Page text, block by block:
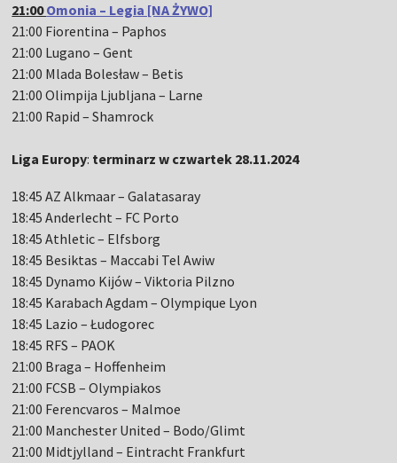
21:00Omonia – Legia [NA ŻYWO]
21:00 Fiorentina – Paphos
21:00 Lugano – Gent
21:00 Mlada Bolesław – Betis
21:00 Olimpija Ljubljana – Larne
21:00 Rapid – Shamrock
Liga Europy: terminarz w czwartek 28.11.2024
18:45 AZ Alkmaar – Galatasaray
18:45 Anderlecht – FC Porto
18:45 Athletic – Elfsborg
18:45 Besiktas – Maccabi Tel Awiw
18:45 Dynamo Kijów – Viktoria Pilzno
18:45 Karabach Agdam – Olympique Lyon
18:45 Lazio – Łudogorec
18:45 RFS – PAOK
21:00 Braga – Hoffenheim
21:00 FCSB – Olympiakos
21:00 Ferencvaros – Malmoe
21:00 Manchester United – Bodo/Glimt
21:00 Midtjylland – Eintracht Frankfurt